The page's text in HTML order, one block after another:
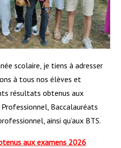
scolaire, je tiens à adresser
à tous nos élèves et
résultats obtenus aux
Baccalauréats
ainsi qu’aux BTS.
aux examens 2026